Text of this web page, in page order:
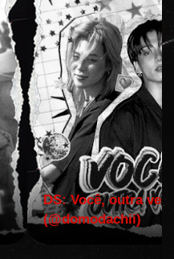
DS: Você, outra vez!
(@domodachii)